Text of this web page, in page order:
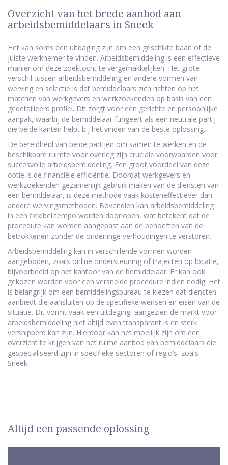
Overzicht van het brede aanbod aan
arbeidsbemiddelaars in Sneek
Het kan soms een uitdaging zijn om een geschikte baan of de
juiste werknemer te vinden. Arbeidsbemiddeling is een effectieve
manier om deze zoektocht te vergemakkelijken. Het grote
verschil tussen arbeidsbemiddeling en andere vormen van
werving en selectie is dat bemiddelaars zich richten op het
matchen van werkgevers en werkzoekenden op basis van een
gedetailleerd profiel. Dit zorgt voor een gerichte en persoonlijke
aanpak, waarbij de bemiddelaar fungeert als een neutrale partij
die beide kanten helpt bij het vinden van de beste oplossing.
De bereidheid van beide partijen om samen te werken en de
beschikbare ruimte voor overleg zijn cruciale voorwaarden voor
succesvolle arbeidsbemiddeling. Een groot voordeel van deze
optie is de financiële efficiëntie. Doordat werkgevers en
werkzoekenden gezamenlijk gebruik maken van de diensten van
een bemiddelaar, is deze methode vaak kosteneffectiever dan
andere wervingsmethoden. Bovendien kan arbeidsbemiddeling
in een flexibel tempo worden doorlopen, wat betekent dat de
procedure kan worden aangepast aan de behoeften van de
betrokkenen zonder de onderlinge verhoudingen te verstoren.
Arbeidsbemiddeling kan in verschillende vormen worden
aangeboden, zoals online ondersteuning of trajecten op locatie,
bijvoorbeeld op het kantoor van de bemiddelaar. Er kan ook
gekozen worden voor een versnelde procedure indien nodig. Het
is belangrijk om een bemiddelingsbureau te kiezen dat diensten
aanbiedt die aansluiten op de specifieke wensen en eisen van de
situatie. Dit vormt vaak een uitdaging, aangezien de markt voor
arbeidsbemiddeling niet altijd even transparant is en sterk
versnipperd kan zijn. Hierdoor kan het moeilijk zijn om een
overzicht te krijgen van het ruime aanbod van bemiddelaars die
gespecialiseerd zijn in specifieke sectoren of regio’s, zoals
Sneek.
Altijd een passende oplossing